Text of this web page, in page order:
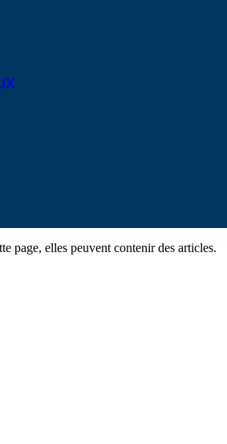
page, elles peuvent contenir des articles.